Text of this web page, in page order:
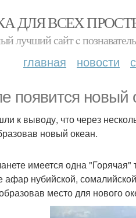
ДЛЯ ВСЕХ
лучший сайт c
главная новости
появится новый
к выводу, что через
новый океан.
имеется одна "Горячая"
афар нубийской,
место для нового